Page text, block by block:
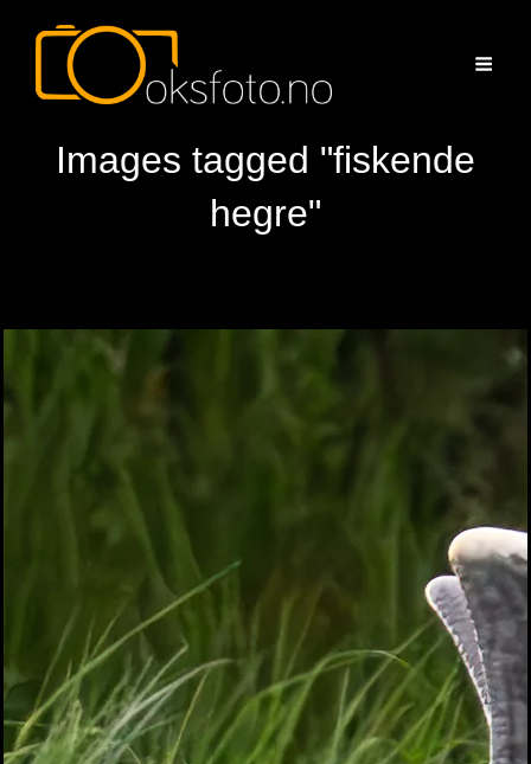
Images tagged "fiskende
hegre"